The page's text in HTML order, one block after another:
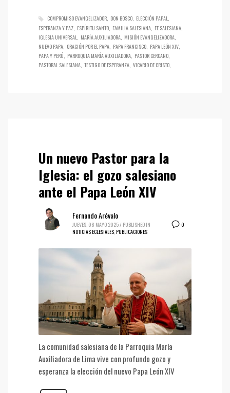
COMPROMISO EVANGELIZADOR DON BOSCO ELECCIÓN PAPAL
ESPERANZA Y PAZ ESPÍRITU SANTO FAMILIA SALESIANA FE SALESIANA
IGLESIA UNIVERSAL MARÍA AUXILIADORA MISIÓN EVANGELIZADORA
NUEVO PAPA ORACIÓN POR EL PAPA PAPA FRANCISCO PAPA LEÓN XIV
PAPA Y PERÚ PARROQUIA MARÍA AUXILIADORA PASTOR CERCANO
PASTORAL SALESIANA TESTIGO DE ESPERANZA VICARIO DE CRISTO
Un nuevo Pastor para la
Iglesia: el gozo salesiano
ante el Papa León XIV
0
Fernando Arévalo
JUEVES, 08 MAYO 2025/ PUBLISHED IN
NOTICIAS ECLESIALES,PUBLICACIONES
La comunidad salesiana de la Parroquia María
Auxiliadora de Lima vive con profundo gozo y
esperanza la elección del nuevo Papa León XIV